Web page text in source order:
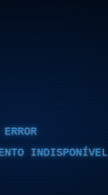
INDISPONÍVEL